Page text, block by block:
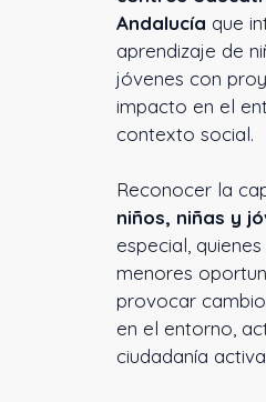
Andalucía que
aprendizaje de
jóvenes con
impacto en el
contexto social.
Reconocer la
niños, niñas y
especial,
menores
provocar
en el entorno,
ciudadanía